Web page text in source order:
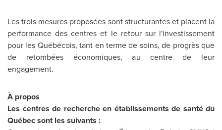
Les trois mesures proposées sont structurantes et placent la
performance des centres et le retour sur l'investissement
pour les Québécois, tant en terme de soins, de progrès que
de retombées économiques, au centre de leur
engagement.
À propos
Les centres de recherche en établissements de santé du
Québec sont les suivants :